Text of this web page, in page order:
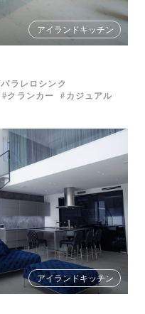
アイランドキッチン
パラレロシンク
クランカー カジュアル
アイランドキッチン